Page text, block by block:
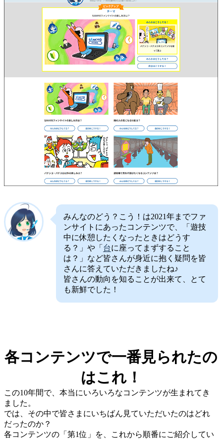
みんなのどう？こう！は2021年までファ
ンサイトにあったコンテンツで、「遊技
中に休憩したくなったときはどうす
る？」や「 台に座ってまずすること
は？」など皆さんが身近に抱く疑問を皆
さんに答えていただきましたね♪
皆さんの動向を知ることが出来て、とて
も新鮮でした！
各コンテンツで一番見られたの
はこれ！
この10年間で、本当にいろいろなコンテンツが生まれてき
ました。
では、その中で皆さまにいちばん見ていただいたのはどれ
だったのか？
各コンテンツの「第1位」を、これから順番にご紹介してい